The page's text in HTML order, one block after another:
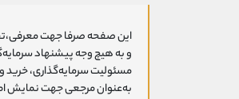
این صفحه صرفا جهت
و به هیچ وجه پیشنهاد
مسئولیت سرمایه‌گذاری، خرید
به‌عنوان مرجعی جهت نمایش